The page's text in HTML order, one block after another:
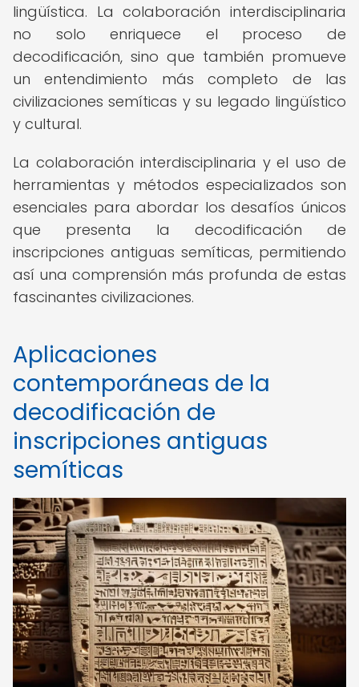
lingüística. La colaboración interdisciplinaria
no solo enriquece el proceso de
decodificación, sino que también promueve
un entendimiento más completo de las
civilizaciones semíticas y su legado lingüístico
y cultural.
La colaboración interdisciplinaria y el uso de
herramientas y métodos especializados son
esenciales para abordar los desafíos únicos
que presenta la decodificación de
inscripciones antiguas semíticas, permitiendo
así una comprensión más profunda de estas
fascinantes civilizaciones.
Aplicaciones
contemporáneas de la
decodificación de
inscripciones antiguas
semíticas